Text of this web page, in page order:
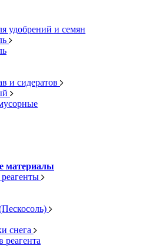
удобрений и семян
и сидератов
материалы
снега
реагента